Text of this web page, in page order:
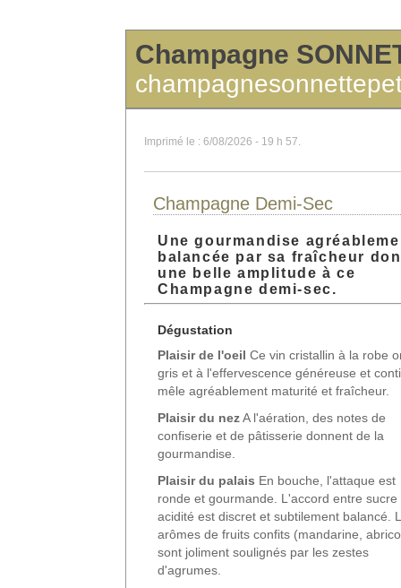
Champagne
Imprimé le : 6/08/2026 - 19 h 57.
Champagne Demi-Sec
Une gourmandise
balancée par sa fraîcheur
une belle amplitude à ce
Champagne demi-sec.
Dégustation
Plaisir de l'oeil Ce vin cristallin à la robe
gris et à l'effervescence généreuse et
mêle agréablement maturité et fraîcheur.
Plaisir du nezA l'aération, des notes de
confiserie et de pâtisserie donnent de la
gourmandise.
Plaisir du palais En bouche, l'attaque est
ronde et gourmande. L'accord entre sucre
acidité est discret et subtilement balancé.
arômes de fruits confits (mandarine,
sont joliment soulignés par les zestes
d'agrumes.